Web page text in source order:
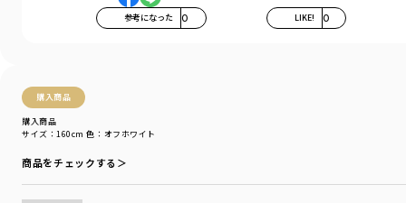
参考になった 0 LIKE! 0
購入商品
購入商品
サイズ：160cm 色：オフホワイト
商品をチェックする＞